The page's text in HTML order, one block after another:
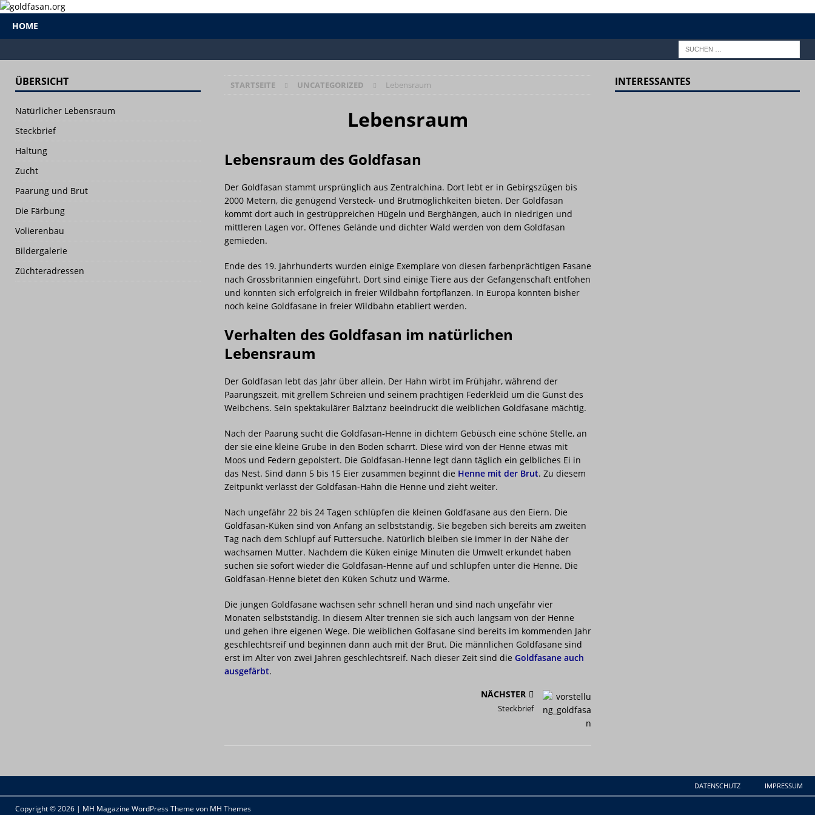
HOME
STARTSEITE UNCATEGORIZED Lebensraum
Lebensraum
Lebensraum des Goldfasan
Der Goldfasan stammt ursprünglich aus Zentralchina. Dort lebt er in Gebirgszügen bis
2000 Metern, die genügend Versteck- und Brutmöglichkeiten bieten. Der Goldfasan
kommt dort auch in gestrüppreichen Hügeln und Berghängen, auch in niedrigen und
mittleren Lagen vor. Offenes Gelände und dichter Wald werden von dem Goldfasan
gemieden.
Ende des 19. Jahrhunderts wurden einige Exemplare von diesen farbenprächtigen Fasane
nach Grossbritannien eingeführt. Dort sind einige Tiere aus der Gefangenschaft entfohen
und konnten sich erfolgreich in freier Wildbahn fortpflanzen. In Europa konnten bisher
noch keine Goldfasane in freier Wildbahn etabliert werden.
Verhalten des Goldfasan im natürlichen
Lebensraum
Der Goldfasan lebt das Jahr über allein. Der Hahn wirbt im Frühjahr, während der
Paarungszeit, mit grellem Schreien und seinem prächtigen Federkleid um die Gunst des
Weibchens. Sein spektakulärer Balztanz beeindruckt die weiblichen Goldfasane mächtig.
Nach der Paarung sucht die Goldfasan-Henne in dichtem Gebüsch eine schöne Stelle, an
der sie eine kleine Grube in den Boden scharrt. Diese wird von der Henne etwas mit
Moos und Federn gepolstert. Die Goldfasan-Henne legt dann täglich ein gelbliches Ei in
das Nest. Sind dann 5 bis 15 Eier zusammen beginnt die Henne mit der Brut. Zu diesem
Zeitpunkt verlässt der Goldfasan-Hahn die Henne und zieht weiter.
Nach ungefähr 22 bis 24 Tagen schlüpfen die kleinen Goldfasane aus den Eiern. Die
Goldfasan-Küken sind von Anfang an selbstständig. Sie begeben sich bereits am zweiten
Tag nach dem Schlupf auf Futtersuche. Natürlich bleiben sie immer in der Nähe der
wachsamen Mutter. Nachdem die Küken einige Minuten die Umwelt erkundet haben
suchen sie sofort wieder die Goldfasan-Henne auf und schlüpfen unter die Henne. Die
Goldfasan-Henne bietet den Küken Schutz und Wärme.
Die jungen Goldfasane wachsen sehr schnell heran und sind nach ungefähr vier
Monaten selbstständig. In diesem Alter trennen sie sich auch langsam von der Henne
und gehen ihre eigenen Wege. Die weiblichen Golfasane sind bereits im kommenden Jahr
geschlechtsreif und beginnen dann auch mit der Brut. Die männlichen Goldfasane sind
erst im Alter von zwei Jahren geschlechtsreif. Nach dieser Zeit sind die Goldfasane auch
ausgefärbt.
NÄCHSTER
Steckbrief
ÜBERSICHT
Natürlicher Lebensraum
Steckbrief
Haltung
Zucht
Paarung und Brut
Die Färbung
Volierenbau
Bildergalerie
Züchteradressen
INTERESSANTES
DATENSCHUTZ IMPRESSUM
Copyright © 2026 | MH Magazine WordPress Theme von MH Themes